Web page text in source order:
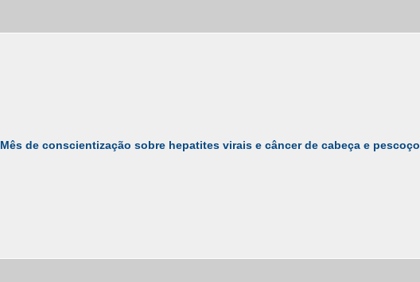
Mês de conscientização sobre hepatites virais e câncer de cabeça e pescoço